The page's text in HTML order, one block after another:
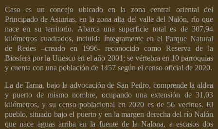
Caso es un concejo ubicado en la zona central oriental del
Principado de Asturias, en la zona alta del valle del Nalón, río que
nace en su territorio. Abarca una superficie total es de 307,94
kilómetros cuadrados, incluida íntegramente en el Parque Natural
de Redes –creado en 1996- reconocido como Reserva de la
Biosfera por la Unesco en el año 2001; se vértebra en 10 parroquias
y cuenta con una población de 1457 según el censo oficial de 2020.
La de Tarna, bajo la advocación de San Pedro, comprende la aldea
y puerto de mismo nombre, ocupando una extensión de 31,03
kilómetros, y su censo poblacional en 2020 es de 56 vecinos. El
pueblo, situado bajo el puerto y en la margen derecha del río Nalón
que nace aguas arriba en la fuente de la Nalona, a escasos dos